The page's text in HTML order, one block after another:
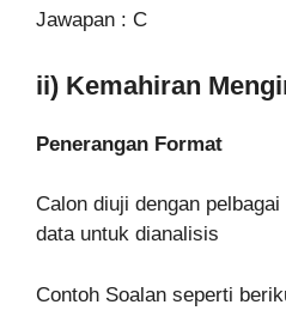
Jawapan : C
ii) Kemahiran
Penerangan Format
Calon diuji dengan
data untuk dianalisis
Contoh Soalan seperti